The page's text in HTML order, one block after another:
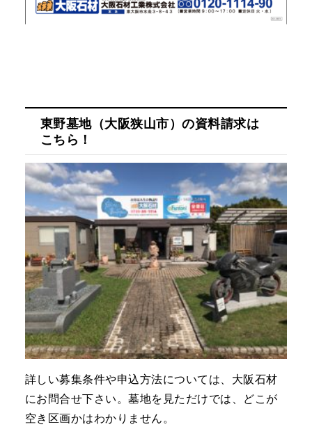
東野墓地（大阪狭山市）の資料請求は
こちら！
詳しい募集条件や申込方法については、大阪石材
にお問合せ下さい。墓地を見ただけでは、どこが
空き区画かはわかりません。